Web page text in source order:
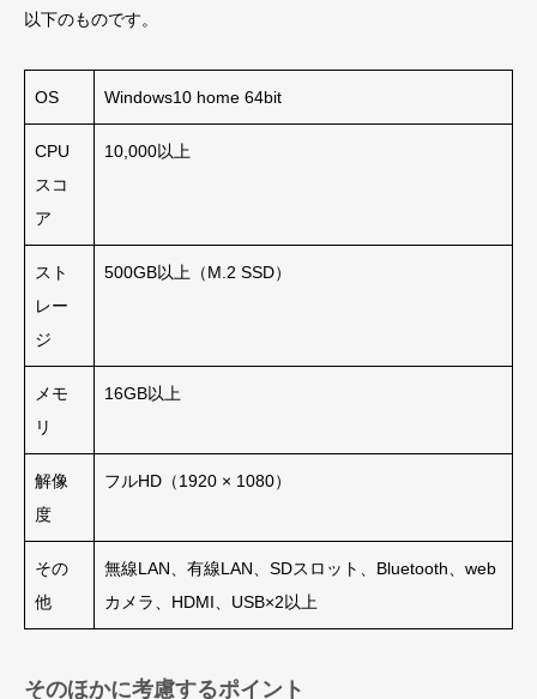
以下のものです。
OS Windows10 home 64bit
CPU
スコ
ア
10,000以上
スト
レー
ジ
500GB以上（M.2 SSD）
メモ
リ
16GB以上
解像
度
フルHD（1920 × 1080）
その
他
無線LAN、有線LAN、SDスロット、Bluetooth、web
カメラ、HDMI、USB×2以上
そのほかに考慮するポイント